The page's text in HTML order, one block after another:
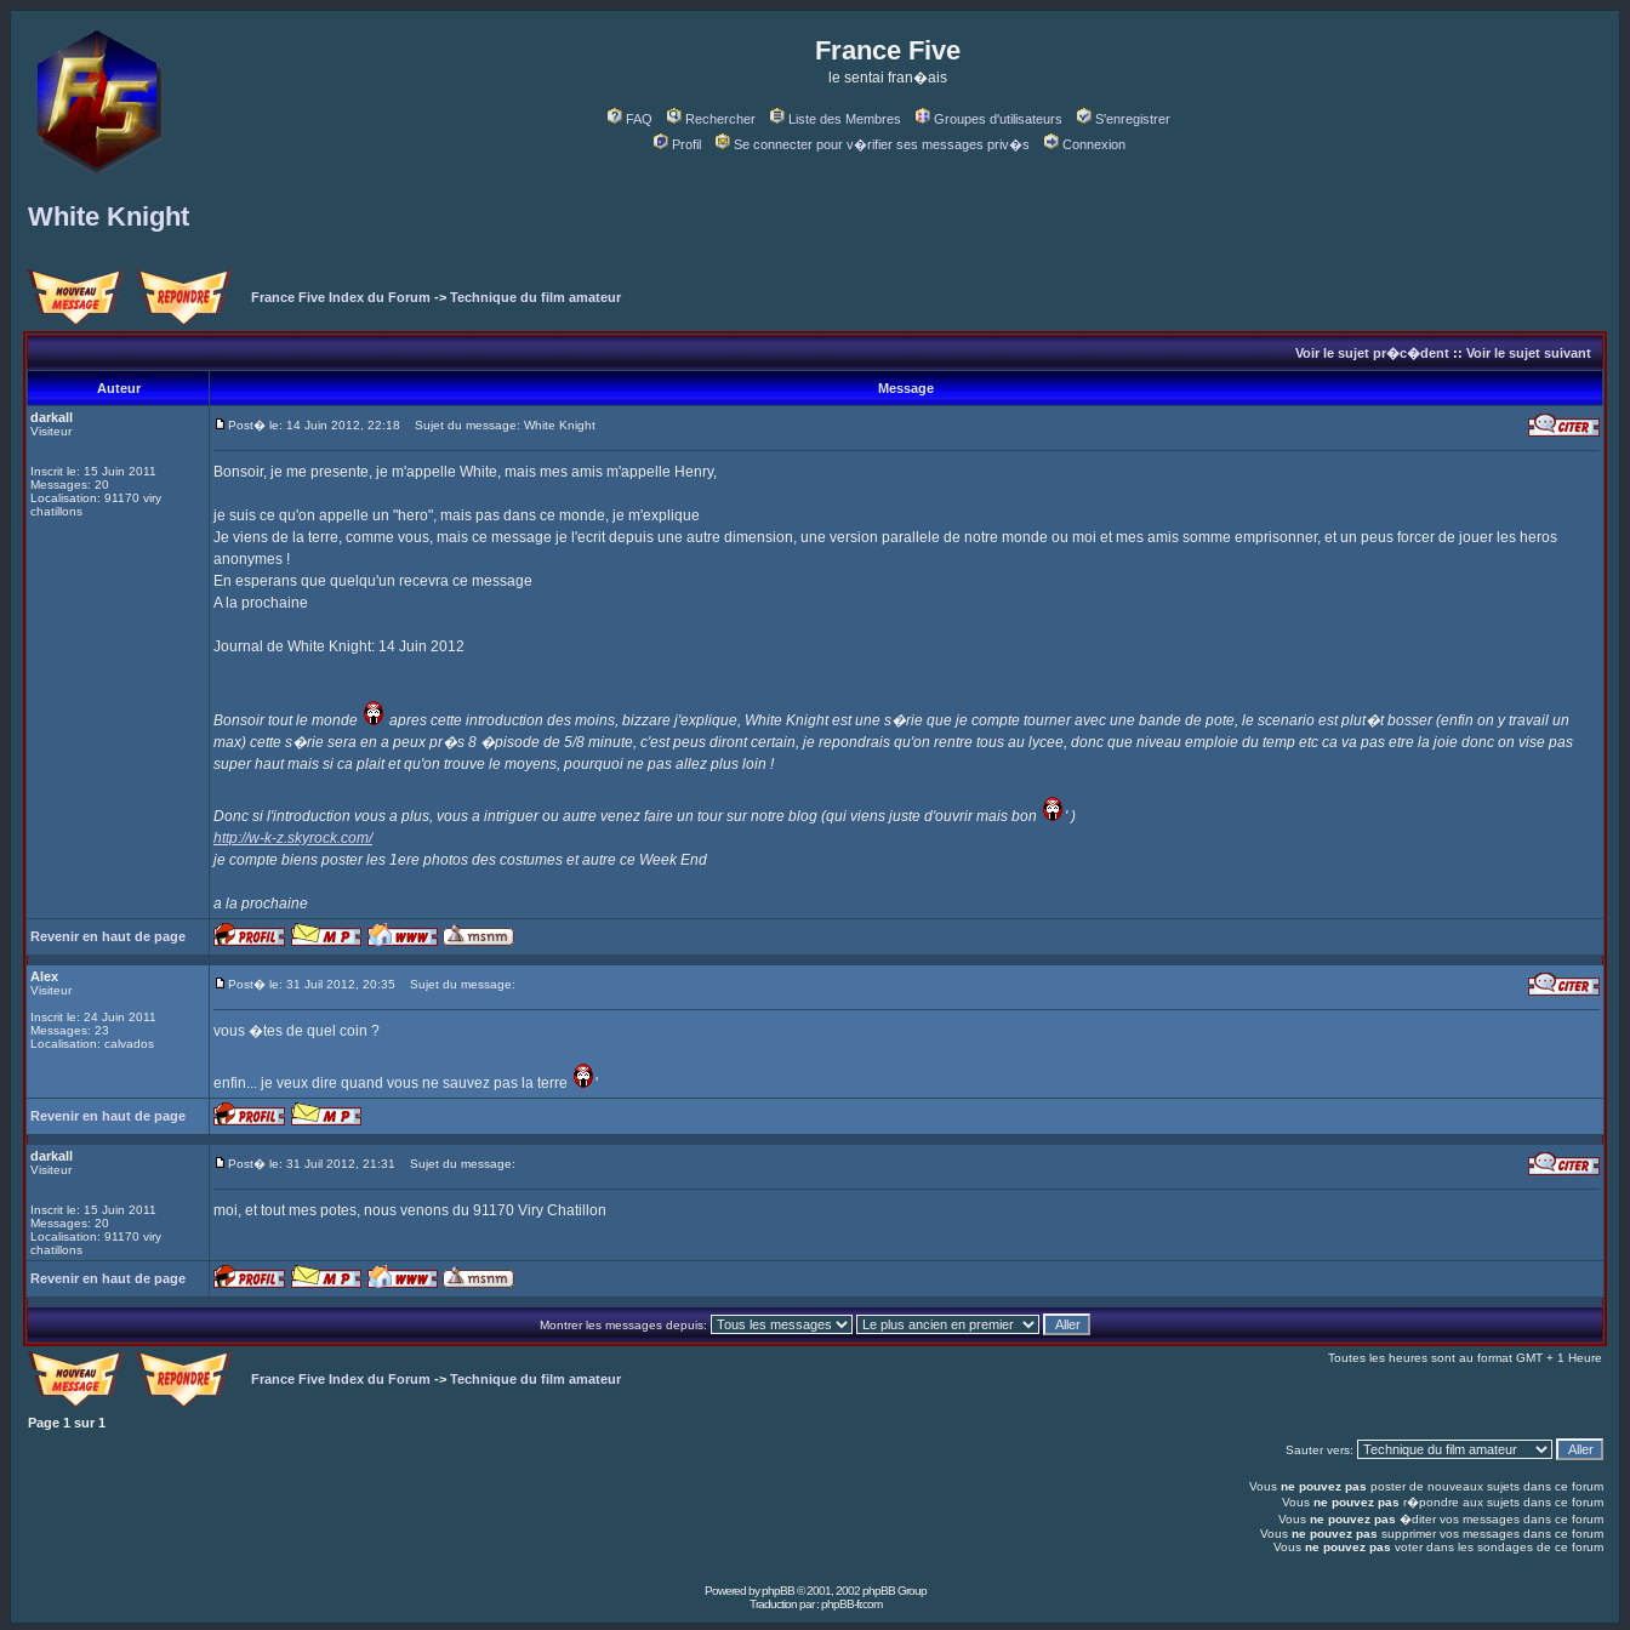
France Five
le sentai fran�ais
FAQ Rechercher Liste des Membres Groupes d'utilisateurs
S'enregistrer
Profil
Se connecter pour v�rifier ses messages priv�s Connexion
White Knight
France Five Index du Forum -> Technique du film amateur
Voir le sujet pr�c�dent::Voir le sujet suivant
Auteur
Message
darkall
Visiteur
Inscrit le: 15 Juin 2011
Messages: 20
Localisation: 91170 viry
chatillons
Post� le: 14 Juin 2012, 22:18 Sujet du message: White Knight
Bonsoir, je me presente, je m'appelle White, mais mes amis m'appelle Henry,
je suis ce qu'on appelle un "hero", mais pas dans ce monde, je m'explique
Je viens de la terre, comme vous, mais ce message je l'ecrit depuis une autre dimension, une version parallele de notre monde ou moi et mes amis somme emprisonner, et un peus forcer de jouer les heros
anonymes !
En esperans que quelqu'un recevra ce message
A la prochaine
Journal de White Knight: 14 Juin 2012
Bonsoir tout le monde
apres cette introduction des moins, bizzare j'explique, White Knight est une s�rie que je compte tourner avec une bande de pote, le scenario est plut�t bosser (enfin on y travail un
max) cette s�rie sera en a peux pr�s 8 �pisode de 5/8 minute, c'est peus diront certain, je repondrais qu'on rentre tous au lycee, donc que niveau emploie du temp etc ca va pas etre la joie donc on vise pas
super haut mais si ca plait et qu'on trouve le moyens, pourquoi ne pas allez plus loin !
Donc si l'introduction vous a plus, vous a intriguer ou autre venez faire un tour sur notre blog (qui viens juste d'ouvrir mais bon
' )
http://w-k-z.skyrock.com/
je compte biens poster les 1ere photos des costumes et autre ce Week End
a la prochaine
Revenir en haut de page
Alex
Visiteur
Inscrit le: 24 Juin 2011
Messages: 23
Localisation: calvados
Post� le: 31 Juil 2012, 20:35 Sujet du message:
vous �tes de quel coin ?
enfin... je veux dire quand vous ne sauvez pas la terre '
Revenir en haut de page
darkall
Visiteur
Inscrit le: 15 Juin 2011
Messages: 20
Localisation: 91170 viry
chatillons
Post� le: 31 Juil 2012, 21:31 Sujet du message:
moi, et tout mes potes, nous venons du 91170 Viry Chatillon
Revenir en haut de page
Montrer les messages depuis:
France Five Index du Forum -> Technique du film amateur
Toutes les heures sont au format GMT + 1 Heure
Page 1 sur 1
Sauter vers:
Vous ne pouvez pas poster de nouveaux sujets dans ce forum
Vous ne pouvez pas r�pondre aux sujets dans ce forum
Vous ne pouvez pas �diter vos messages dans ce forum
Vous ne pouvez pas supprimer vos messages dans ce forum
Vous ne pouvez pas voter dans les sondages de ce forum
Powered byphpBB© 2001, 2002 phpBB Group
Traduction par :phpBB-fr.com